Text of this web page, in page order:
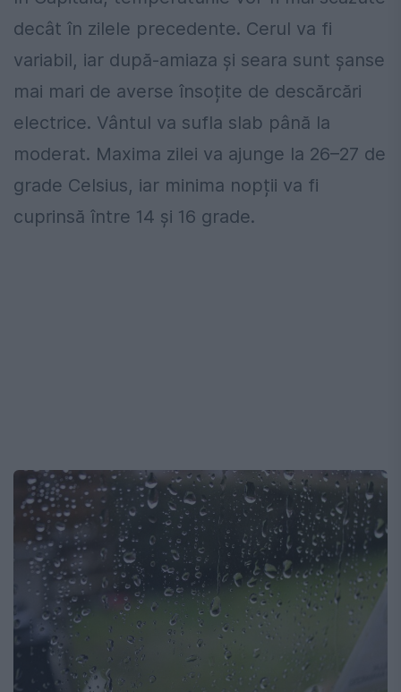
decât în zilele precedente. Cerul va fi
variabil, iar după-amiaza și seara sunt șanse
mai mari de averse însoțite de descărcări
electrice. Vântul va sufla slab până la
moderat. Maxima zilei va ajunge la 26–27 de
grade Celsius, iar minima nopții va fi
cuprinsă între 14 și 16 grade.